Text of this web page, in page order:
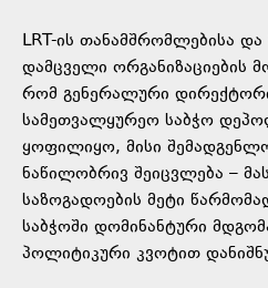
LRT-ის თანამშრომლებისა
დამცველი ორგანიზაციების
რომ გენერალური
სამეთვალყურეო საბჭო
ყოფილიყო, მისი
ნაწილობრივ შეიცვლება –
საზოგადოების მეტი
საბჭოში დომინანტური
პოლიტიკური კვოტით